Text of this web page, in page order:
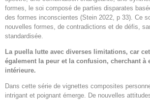
formes, le soi composé de parties disparates
des formes inconscientes (Stein 2022, p 33). Ce
nouvelles formes, de contradictions et de défis,
standardisée.
La puella lutte avec diverses limitations, car
également la peur et la confusion, cherchant à
intérieure.
Dans cette série de vignettes composites
intrigant et poignant émerge. De nouvelles